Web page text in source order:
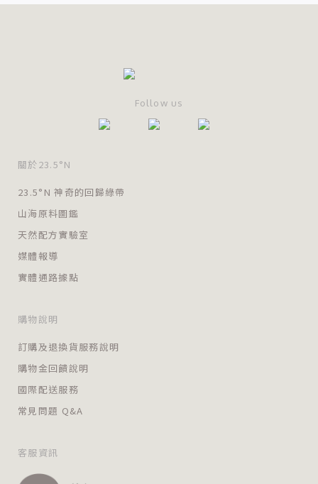
Follow us
關於23.5°N
23.5°N 神奇的回歸綠帶
山海原料圖鑑
天然配方實驗室
媒體報導
實體通路據點
購物說明
訂購及退換貨服務說明
購物金回饋說明
國際配送服務
常見問題 Q&A
客服資訊